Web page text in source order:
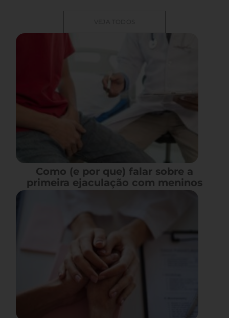
VEJA TODOS
Como (e por que) falar sobre a
primeira ejaculação com meninos